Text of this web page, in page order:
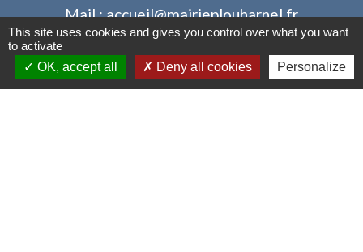
Mail : accueil@mairieplouharnel.fr
Horaires d'ouverture :
Lundi : 9h-12h30 / 13h30-17h
This site uses cookies and gives you control over what you want
to activate
OK, accept all
Deny all cookies Personalize